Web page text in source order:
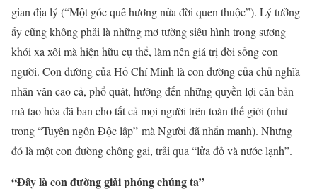
gian địa lý (“Một góc quê hương nửa đời quen thuộc”). Lý tưởng
ấy cũng không phải là những mơ tưởng siêu hình trong sương
khói xa xôi mà hiện hữu cụ thể, làm nên giá trị đời sống con
người. Con đường của Hồ Chí Minh là con đường của chủ nghĩa
nhân văn cao cả, phổ quát, hướng đến những quyền lợi căn bản
mà tạo hóa đã ban cho tất cả mọi người trên toàn thế giới (như
trong “Tuyên ngôn Độc lập” mà Người đã nhấn mạnh). Nhưng
đó là một con đường chông gai, trải qua “lửa đỏ và nước lạnh”.
“Đây là con đường giải phóng chúng ta”